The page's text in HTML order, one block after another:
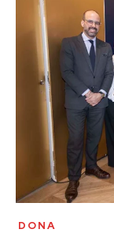
DONA